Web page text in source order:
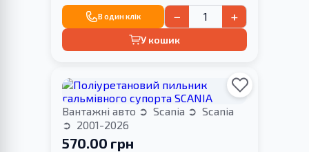
В один клік − +
У кошик
Вантажні авто Scania
Scania
2001-2026
570.00 грн